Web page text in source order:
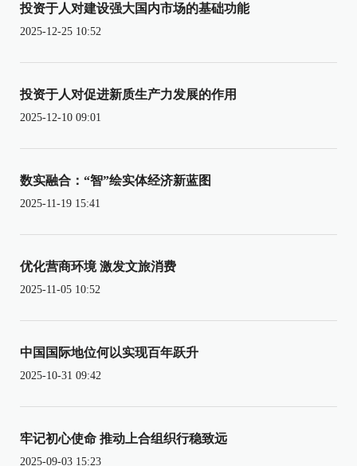
投资于人对建设强大国内市场的基础功能
2025-12-25 10:52
投资于人对促进新质生产力发展的作用
2025-12-10 09:01
数实融合：“智”绘实体经济新蓝图
2025-11-19 15:41
优化营商环境 激发文旅消费
2025-11-05 10:52
中国国际地位何以实现百年跃升
2025-10-31 09:42
牢记初心使命 推动上合组织行稳致远
2025-09-03 15:23